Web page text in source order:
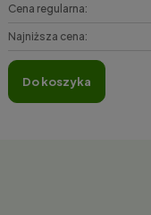
Cena regularna:
Najniższa cena:
do koszyka